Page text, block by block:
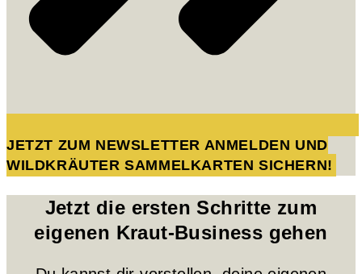
JETZT ZUM NEWSLETTER ANMELDEN UND
WILDKRÄUTER SAMMELKARTEN SICHERN!
Jetzt die ersten Schritte zum
eigenen Kraut-Business gehen